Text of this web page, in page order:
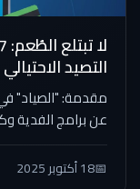
التصيد الاحتيالي
مقدمة: "الصياد"
عن برامج الفدية
هذه...
📅18 أكتوبر 2025